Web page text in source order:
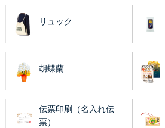
リュック
胡蝶蘭
伝票印刷（名入れ伝
票）